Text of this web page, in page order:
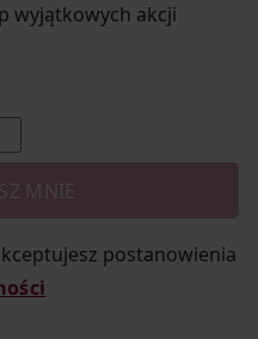
wyjątkowych akcji
MNIE
postanowienia